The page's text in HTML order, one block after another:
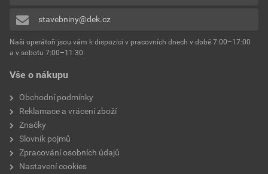
Vše o nákupu
Obchodní podmínky
Reklamace a vrácení zboží
Značky
Slovník pojmů
Zpracování osobních údajů
Nastavení cookies
stavebniny@dek.cz
Naši operátoři jsou vám k dispozici v pracovních dnech v době 7:00–17:00
a v sobotu 7:00–11:30.